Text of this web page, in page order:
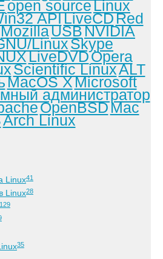
open sourceLinux
APILiveCDRed
MozillaUSBNVIDIA
LinuxSkype
LiveDVDOpera
Scientific LinuxALT
MacOS XMicrosoft
администратор
OpenBSDMac
Arch Linux
Linux41
Linux28
129
35